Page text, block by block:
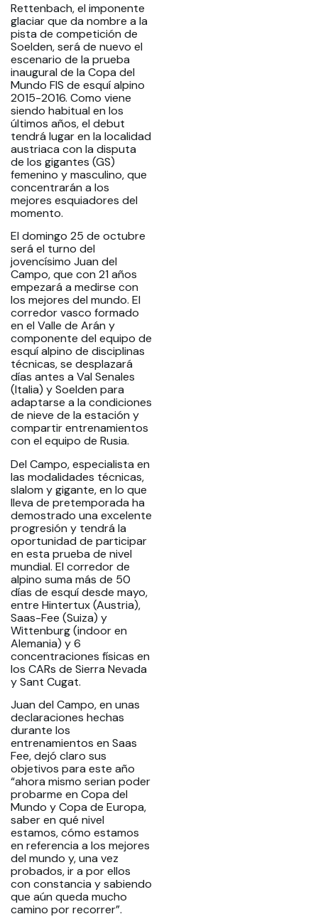
Rettenbach, el imponente
glaciar que da nombre a la
pista de competición de
Soelden, será de nuevo el
escenario de la prueba
inaugural de la Copa del
Mundo FIS de esquí alpino
2015-2016. Como viene
siendo habitual en los
últimos años, el debut
tendrá lugar en la localidad
austriaca con la disputa
de los gigantes (GS)
femenino y masculino, que
concentrarán a los
mejores esquiadores del
momento.
El domingo 25 de octubre
será el turno del
jovencísimo Juan del
Campo, que con 21 años
empezará a medirse con
los mejores del mundo. El
corredor vasco formado
en el Valle de Arán y
componente del equipo de
esquí alpino de disciplinas
técnicas, se desplazará
días antes a Val Senales
(Italia) y Soelden para
adaptarse a la condiciones
de nieve de la estación y
compartir entrenamientos
con el equipo de Rusia.
Del Campo, especialista en
las modalidades técnicas,
slalom y gigante, en lo que
lleva de pretemporada ha
demostrado una excelente
progresión y tendrá la
oportunidad de participar
en esta prueba de nivel
mundial. El corredor de
alpino suma más de 50
días de esquí desde mayo,
entre Hintertux (Austria),
Saas-Fee (Suiza) y
Wittenburg (indoor en
Alemania) y 6
concentraciones físicas en
los CARs de Sierra Nevada
y Sant Cugat.
Juan del Campo, en unas
declaraciones hechas
durante los
entrenamientos en Saas
Fee, dejó claro sus
objetivos para este año
“ahora mismo serian poder
probarme en Copa del
Mundo y Copa de Europa,
saber en qué nivel
estamos, cómo estamos
en referencia a los mejores
del mundo y, una vez
probados, ir a por ellos
con constancia y sabiendo
que aún queda mucho
camino por recorrer”.